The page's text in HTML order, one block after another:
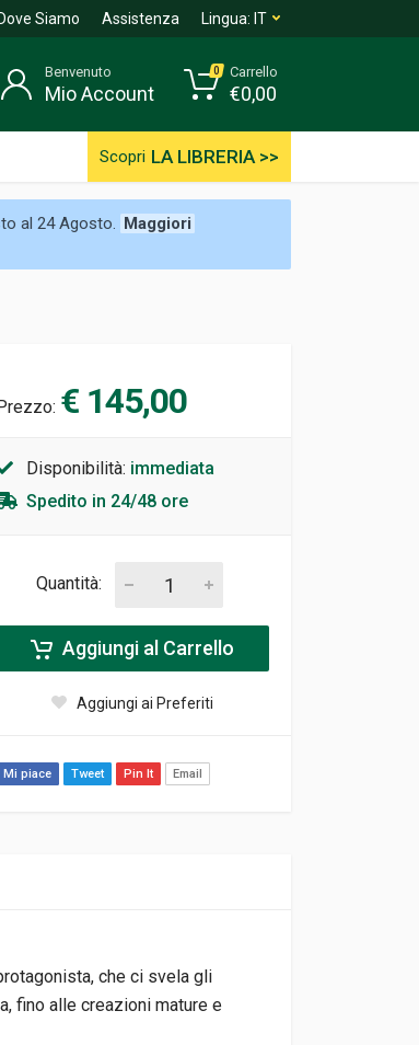
Dove Siamo Assistenza Lingua: IT
Scopri LA LIBRERIA >>
Benvenuto
Mio Account
0 Carrello
€0,00
al 24 Agosto. Maggiori
€ 145,00
Disponibilità: immediata
Spedito in 24/48 ore
Quantità:
Aggiungi al Carrello
Aggiungi ai Preferiti
Mi piace Tweet Pin It Email
che ci svela gli
fino alle creazioni mature e